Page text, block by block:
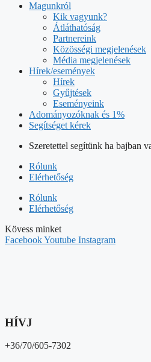
Magunkról
Kik vagyunk?
Átláthatóság
Partnereink
Közösségi megjelenések
Média megjelenések
Hírek/események
Hírek
Gyűjtések
Eseményeink
Adományozóknak és 1%
Segítséget kérek
Szeretettel segítünk ha bajban
Rólunk
Elérhetőség
Rólunk
Elérhetőség
Kövess minket
FacebookYoutube Instagram
HÍVJ
+36/70/605-7302